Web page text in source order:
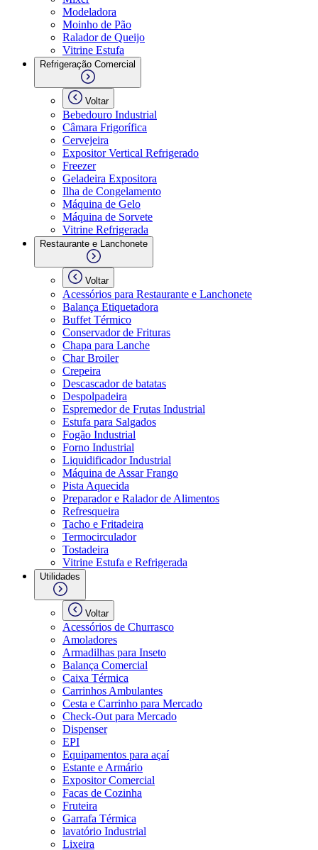
Modeladora
Moinho de Pão
Ralador de Queijo
Vitrine Estufa
Refrigeração Comercial
Voltar
Bebedouro Industrial
Câmara Frigorífica
Cervejeira
Expositor Vertical Refrigerado
Freezer
Geladeira Expositora
Ilha de Congelamento
Máquina de Gelo
Máquina de Sorvete
Vitrine Refrigerada
Restaurante e Lanchonete
Voltar
Acessórios para Restaurante e Lanchonete
Balança Etiquetadora
Buffet Térmico
Conservador de Frituras
Chapa para Lanche
Char Broiler
Crepeira
Descascador de batatas
Despolpadeira
Espremedor de Frutas Industrial
Estufa para Salgados
Fogão Industrial
Forno Industrial
Liquidificador Industrial
Máquina de Assar Frango
Pista Aquecida
Preparador e Ralador de Alimentos
Refresqueira
Tacho e Fritadeira
Termocirculador
Tostadeira
Vitrine Estufa e Refrigerada
Utilidades
Voltar
Acessórios de Churrasco
Amoladores
Armadilhas para Inseto
Balança Comercial
Caixa Térmica
Carrinhos Ambulantes
Cesta e Carrinho para Mercado
Check-Out para Mercado
Dispenser
EPI
Equipamentos para açaí
Estante e Armário
Expositor Comercial
Facas de Cozinha
Fruteira
Garrafa Térmica
lavatório Industrial
Lixeira